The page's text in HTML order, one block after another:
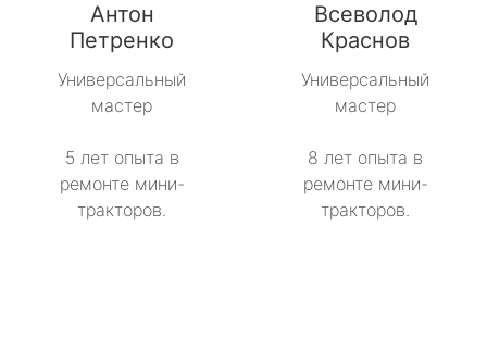
Антон
Петренко
Универсальный
мастер
5 лет опыта в
ремонте мини-
тракторов.
Всеволод
Краснов
Универсальный
мастер
8 лет опыта в
ремонте мини-
тракторов.